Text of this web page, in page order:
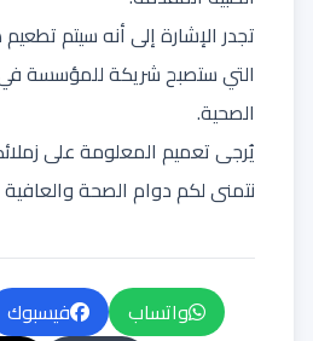
تجدر الإشارة إلى أنه سيتم
التي ستصبح شريكة للمؤسسة
الصحية.
يُرجى تعميم المعلومة على
نتمنى لكم دوام الصحة والعافية
واتساب فيسبوك